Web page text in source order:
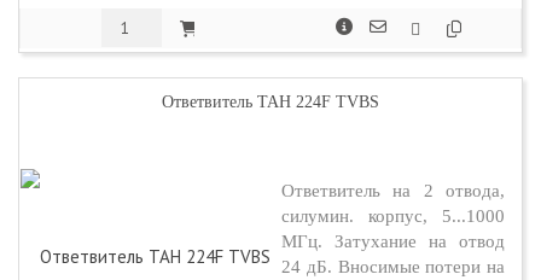
Ответвитель TAH 224F TVBS
Ответвитель на 2 отвода,
силумин. корпус, 5...1000
МГц. Затухание на отвод
24 дБ. Вносимые потери на